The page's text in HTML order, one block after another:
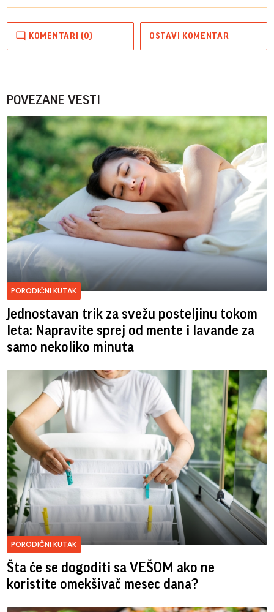
KOMENTARI (0) OSTAVI KOMENTAR
POVEZANE VESTI
PORODIČNI KUTAK
Jednostavan trik za svežu posteljinu tokom
leta: Napravite sprej od mente i lavande za
samo nekoliko minuta
PORODIČNI KUTAK
Šta će se dogoditi sa VEŠOM ako ne
koristite omekšivač mesec dana?